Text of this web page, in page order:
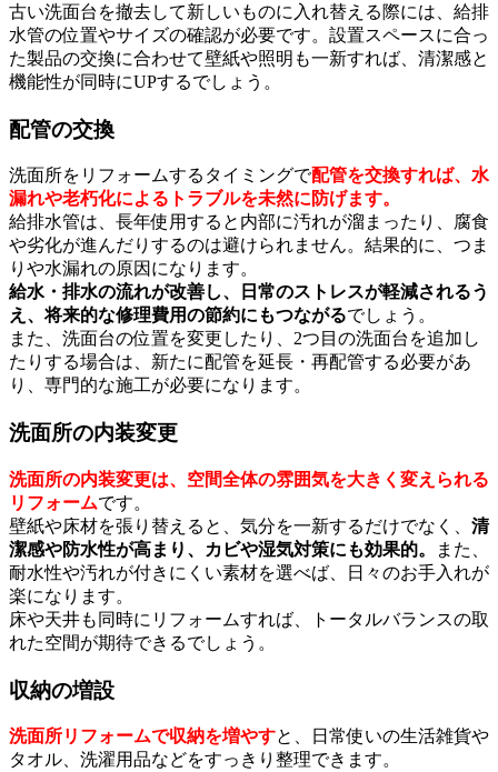
古い洗面台を撤去して新しいものに入れ替える際には、給排
水管の位置やサイズの確認が必要です。設置スペースに合っ
た製品の交換に合わせて壁紙や照明も一新すれば、清潔感と
機能性が同時にUPするでしょう。
配管の交換
洗面所をリフォームするタイミングで配管を交換すれば、水
漏れや老朽化によるトラブルを未然に防げます。
給排水管は、長年使用すると内部に汚れが溜まったり、腐食
や劣化が進んだりするのは避けられません。結果的に、つま
りや水漏れの原因になります。
給水・排水の流れが改善し、日常のストレスが軽減されるう
え、将来的な修理費用の節約にもつながるでしょう。
また、洗面台の位置を変更したり、2つ目の洗面台を追加し
たりする場合は、新たに配管を延長・再配管する必要があ
り、専門的な施工が必要になります。
洗面所の内装変更
洗面所の内装変更は、空間全体の雰囲気を大きく変えられる
リフォームです。
壁紙や床材を張り替えると、気分を一新するだけでなく、 清
潔感や防水性が高まり、カビや湿気対策にも効果的。
また、
耐水性や汚れが付きにくい素材を選べば、日々のお手入れが
楽になります。
床や天井も同時にリフォームすれば、トータルバランスの取
れた空間が期待できるでしょう。
収納の増設
洗面所リフォームで収納を増やすと、日常使いの生活雑貨や
タオル、洗濯用品などをすっきり整理できます。